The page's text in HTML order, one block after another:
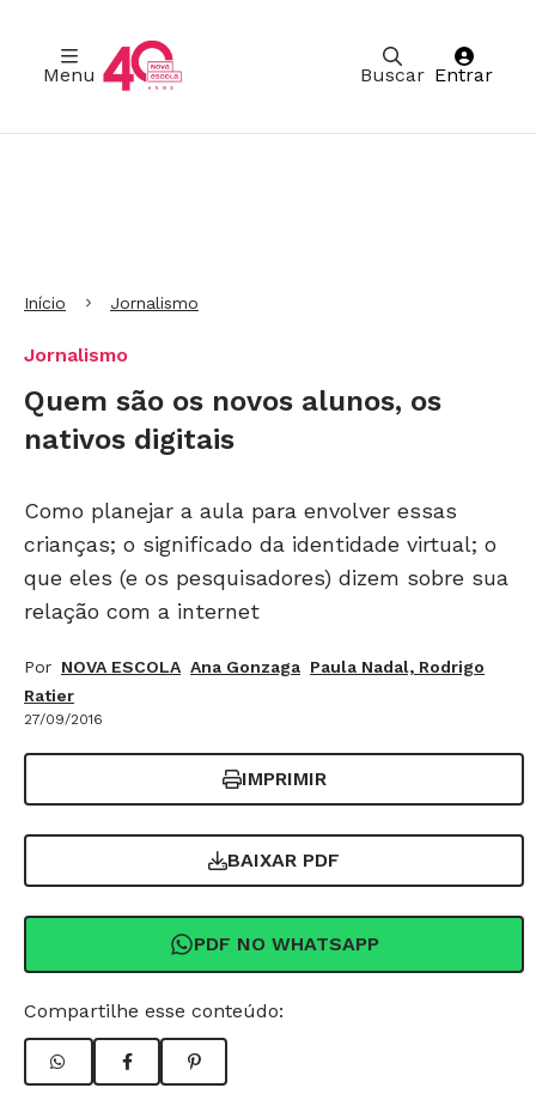
Buscar
Menu Entrar
Início Jornalismo
Jornalismo
Quem são os novos alunos, os
nativos digitais
Como planejar a aula para envolver essas
crianças; o significado da identidade virtual; o
que eles (e os pesquisadores) dizem sobre sua
relação com a internet
Por NOVA ESCOLA Ana Gonzaga Paula Nadal, Rodrigo
Ratier
27/09/2016
IMPRIMIR
BAIXAR PDF
PDF NO WHATSAPP
Compartilhe esse conteúdo: